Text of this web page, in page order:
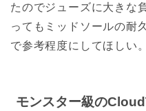
たのでジューズに大きな
ってもミッドソールの耐
で参考程度にしてほしい。
モンスター級の